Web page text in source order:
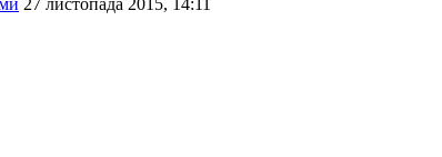
27 листопада 2015, 14:11